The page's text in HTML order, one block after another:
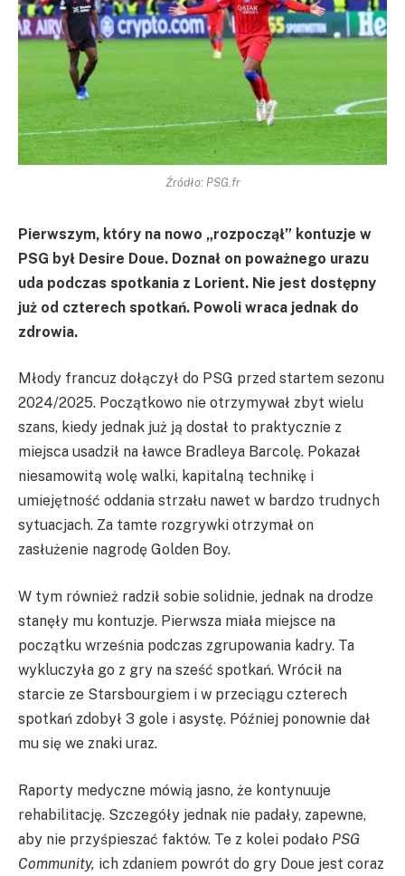
Źródło: PSG.fr
Pierwszym, który na nowo „rozpoczął” kontuzje w
PSG był Desire Doue. Doznał on poważnego urazu
uda podczas spotkania z Lorient. Nie jest dostępny
już od czterech spotkań. Powoli wraca jednak do
zdrowia.
Młody francuz dołączył do PSG przed startem sezonu
2024/2025. Początkowo nie otrzymywał zbyt wielu
szans, kiedy jednak już ją dostał to praktycznie z
miejsca usadził na ławce Bradleya Barcolę. Pokazał
niesamowitą wolę walki, kapitalną technikę i
umiejętność oddania strzału nawet w bardzo trudnych
sytuacjach. Za tamte rozgrywki otrzymał on
zasłużenie nagrodę Golden Boy.
W tym również radził sobie solidnie, jednak na drodze
stanęły mu kontuzje. Pierwsza miała miejsce na
początku września podczas zgrupowania kadry. Ta
wykluczyła go z gry na sześć spotkań. Wrócił na
starcie ze Starsbourgiem i w przeciągu czterech
spotkań zdobył 3 gole i asystę. Później ponownie dał
mu się we znaki uraz.
Raporty medyczne mówią jasno, że kontynuuje
rehabilitację. Szczegóły jednak nie padały, zapewne,
aby nie przyśpieszać faktów. Te z kolei podało PSG
Community, ich zdaniem powrót do gry Doue jest coraz